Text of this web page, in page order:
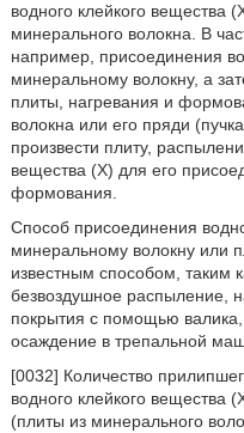
водного клейкого вещества
минерального волокна. В
например, присоединения
минеральному волокну, а
плиты, нагревания и
волокна или его пряди
произвести плиту,
вещества (X) для его
формования.
Способ присоединения
минеральному волокну или
известным способом, таким
безвоздушное распыление,
покрытия с помощью
осаждение в трепальной
[0032] Количество
водного клейкого вещества
(плиты из минерального